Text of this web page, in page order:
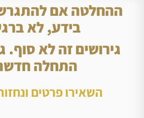
ההחלטה אם
בידע, לא
גירושים זה לא סוף.
התחלה
השאירו פרטים